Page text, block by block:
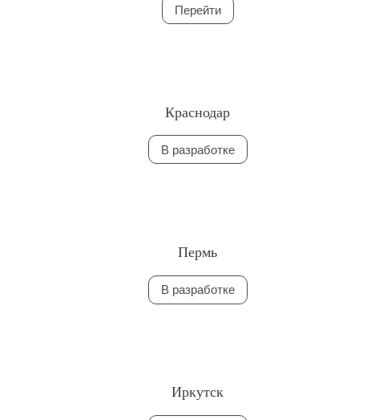
Перейти
Краснодар
В разработке
Пермь
В разработке
Иркутск